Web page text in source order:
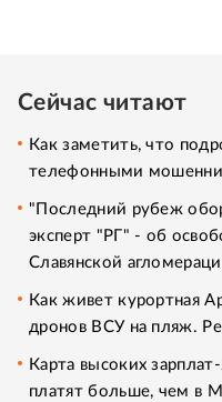
Сейчас читают
Как заметить, что
телефонными
"Последний рубеж
эксперт "РГ" - об
Славянской
Как живет курортная
дронов ВСУ на пляж.
Карта высоких
платят больше, чем в